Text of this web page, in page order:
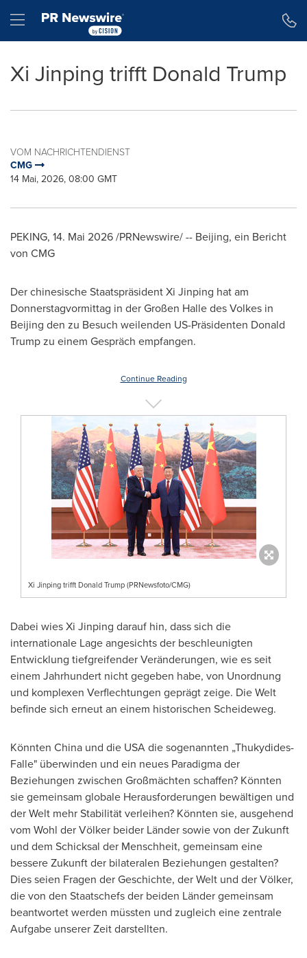
Hamburger menu
Xi Jinping trifft Donald Trump
VOM NACHRICHTENDIENST
CMG
14 Mai, 2026, 08:00 GMT
PEKING, 14. Mai 2026/PRNewswire/ -- Beijing, ein Bericht
von CMG
Der chinesische Staatspräsident Xi Jinping hat am
Donnerstagvormittag in der Großen Halle des Volkes in
Beijing den zu Besuch weilenden US-Präsidenten Donald
Trump zu einem Gespräch empfangen.
Continue Reading
Xi Jinping trifft Donald Trump (PRNewsfoto/CMG)
Dabei wies Xi Jinping darauf hin, dass sich die
internationale Lage angesichts der beschleunigten
Entwicklung tiefgreifender Veränderungen, wie es seit
einem Jahrhundert nicht gegeben habe, von Unordnung
und komplexen Verflechtungen geprägt zeige. Die Welt
befinde sich erneut an einem historischen Scheideweg.
Könnten China und die USA die sogenannten „Thukydides-
Falle" überwinden und ein neues Paradigma der
Beziehungen zwischen Großmächten schaffen? Könnten
sie gemeinsam globale Herausforderungen bewältigen und
der Welt mehr Stabilität verleihen? Könnten sie, ausgehend
vom Wohl der Völker beider Länder sowie von der Zukunft
und dem Schicksal der Menschheit, gemeinsam eine
bessere Zukunft der bilateralen Beziehungen gestalten?
Dies seien Fragen der Geschichte, der Welt und der Völker,
die von den Staatschefs der beiden Länder gemeinsam
beantwortet werden müssten und zugleich eine zentrale
Aufgabe unserer Zeit darstellten.